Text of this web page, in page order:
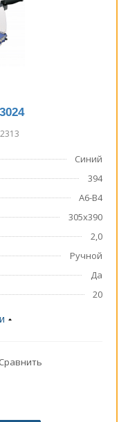
Синий
394
А6-В4
305x390
2,0
Ручной
Да
20
Сравнить